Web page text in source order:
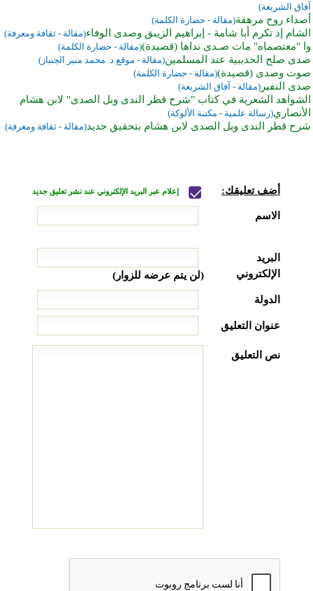
آفاق الشريعة)
أصداء روح مرهقة(مقالة - حضارة الكلمة)
الشام إذ تكرم أبا شامة - إبراهيم الزيبق وصدى الوفاء(مقالة - ثقافة ومعرفة)
وا "معتصماه" مات صـدى نداها (قصيدة)(مقالة - حضارة الكلمة)
صدى صلح الحديبية عند المسلمين(مقالة - موقع د. محمد منير الجنباز)
صوت وصدى (قصيدة)(مقالة - حضارة الكلمة)
صدى النفير (مقالة - آفاق الشريعة)
الشواهد الشعرية في كتاب "شرح قطر الندى وبل الصدى" لابن هشام
الأنصاري(رسالة علمية - مكتبة الألوكة)
شرح قطر الندى وبل الصدى لابن هشام بتحقيق جديد(مقالة - ثقافة ومعرفة)
أضف تعليقك: إعلام عبر البريد الإلكتروني عند نشر تعليق جديد
الاسم
البريد
الإلكتروني
(لن يتم عرضه للزوار)
الدولة
عنوان التعليق
نص التعليق